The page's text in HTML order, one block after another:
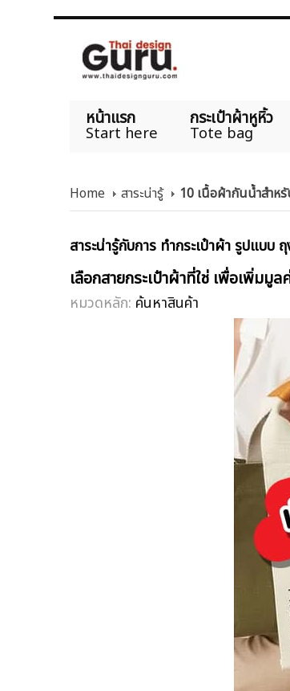
หน้าแรก
Start here
กระเป๋าผ้าหูหิ้ว
Tote bag
Home สาระน่ารู้ 10 เนื้อผ้ากันน้ำสำห
สาระน่ารู้กับการ ทำกระเป๋าผ้า รูปแบบ
เลือกสายกระเป๋าผ้าที่ใช่ เพื่อเพิ่มมู
หมวดหลัก: ค้นหาสินค้า